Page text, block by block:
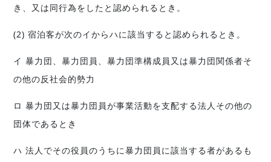
き、又は同行為をしたと認められるとき。
(2) 宿泊客が次のイからハに該当すると認められるとき。
イ 暴力団、暴力団員、暴力団準構成員又は暴力団関係者そ
の他の反社会的勢力
ロ 暴力団又は暴力団員が事業活動を支配する法人その他の
団体であるとき
ハ 法人でその役員のうちに暴力団員に該当する者があるも